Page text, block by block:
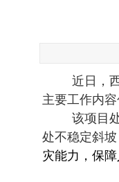
近日，
主要工作内
该项目
处不稳定斜
灾能力 ， 保